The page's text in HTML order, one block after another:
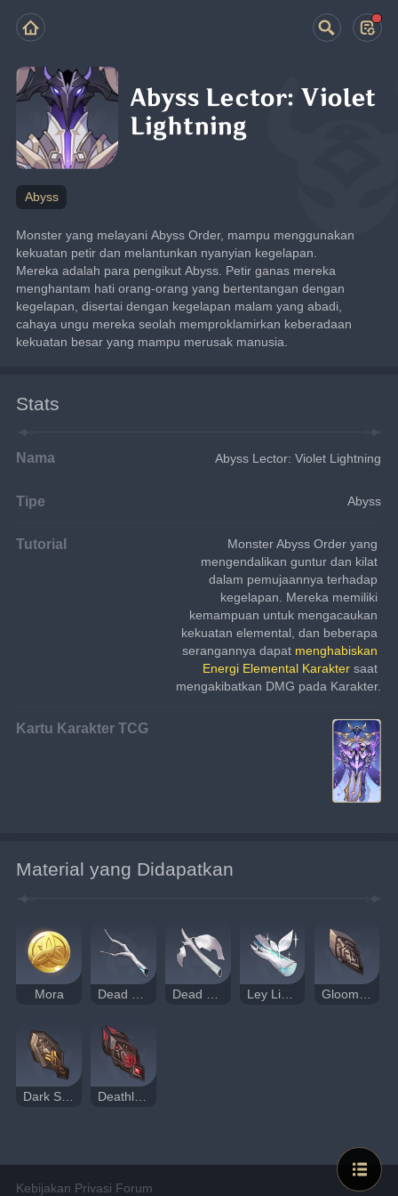
Abyss Lector: Violet
Lightning
Abyss
Monster yang melayani Abyss Order, mampu menggunakan
kekuatan petir dan melantunkan nyanyian kegelapan.
Mereka adalah para pengikut Abyss. Petir ganas mereka
menghantam hati orang-orang yang bertentangan dengan
kegelapan, disertai dengan kegelapan malam yang abadi,
cahaya ungu mereka seolah memproklamirkan keberadaan
kekuatan besar yang mampu merusak manusia.
Stats
Nama Abyss Lector: Violet Lightning
Tipe Abyss
Tutorial
Monster Abyss Order yang
mengendalikan guntur dan kilat
dalam pemujaannya terhadap
kegelapan. Mereka memiliki
kemampuan untuk mengacaukan
kekuatan elemental, dan beberapa
serangannya dapat menghabiskan
Energi Elemental Karakter saat
mengakibatkan DMG pada Karakter.
Kartu Karakter TCG
Material yang Didapatkan
Mora Dead Ley Line Branches Dead Ley Line Leaves Ley Lines Sprouts Gloomy Statuette
Kebijakan Privasi Forum